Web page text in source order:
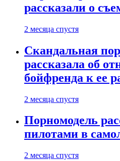
рассказали о
2 месяца спустя
Скандальная
рассказала об
бойфренда к ее
2 месяца спустя
Порномодель
пилотами в
2 месяца спустя